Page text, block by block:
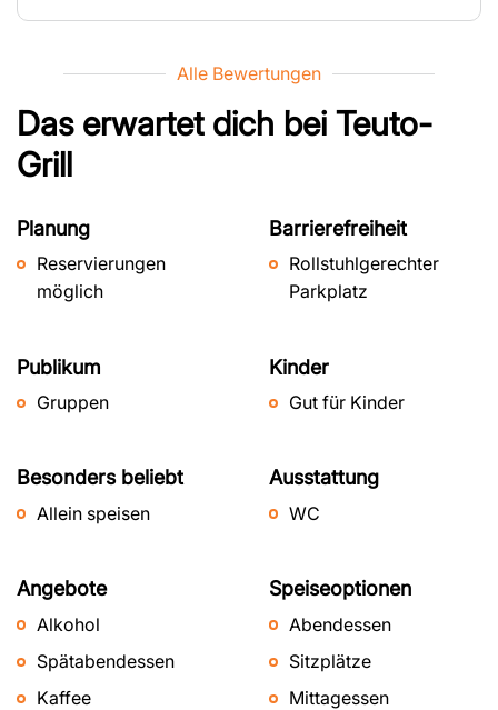
Alle Bewertungen
Das erwartet dich bei Teuto-
Grill
Planung
Reservierungen
möglich
Barrierefreiheit
Rollstuhlgerechter
Parkplatz
Publikum
Gruppen
Kinder
Gut für Kinder
Besonders beliebt
Allein speisen
Ausstattung
WC
Angebote
Alkohol
Spätabendessen
Kaffee
Speiseoptionen
Abendessen
Sitzplätze
Mittagessen